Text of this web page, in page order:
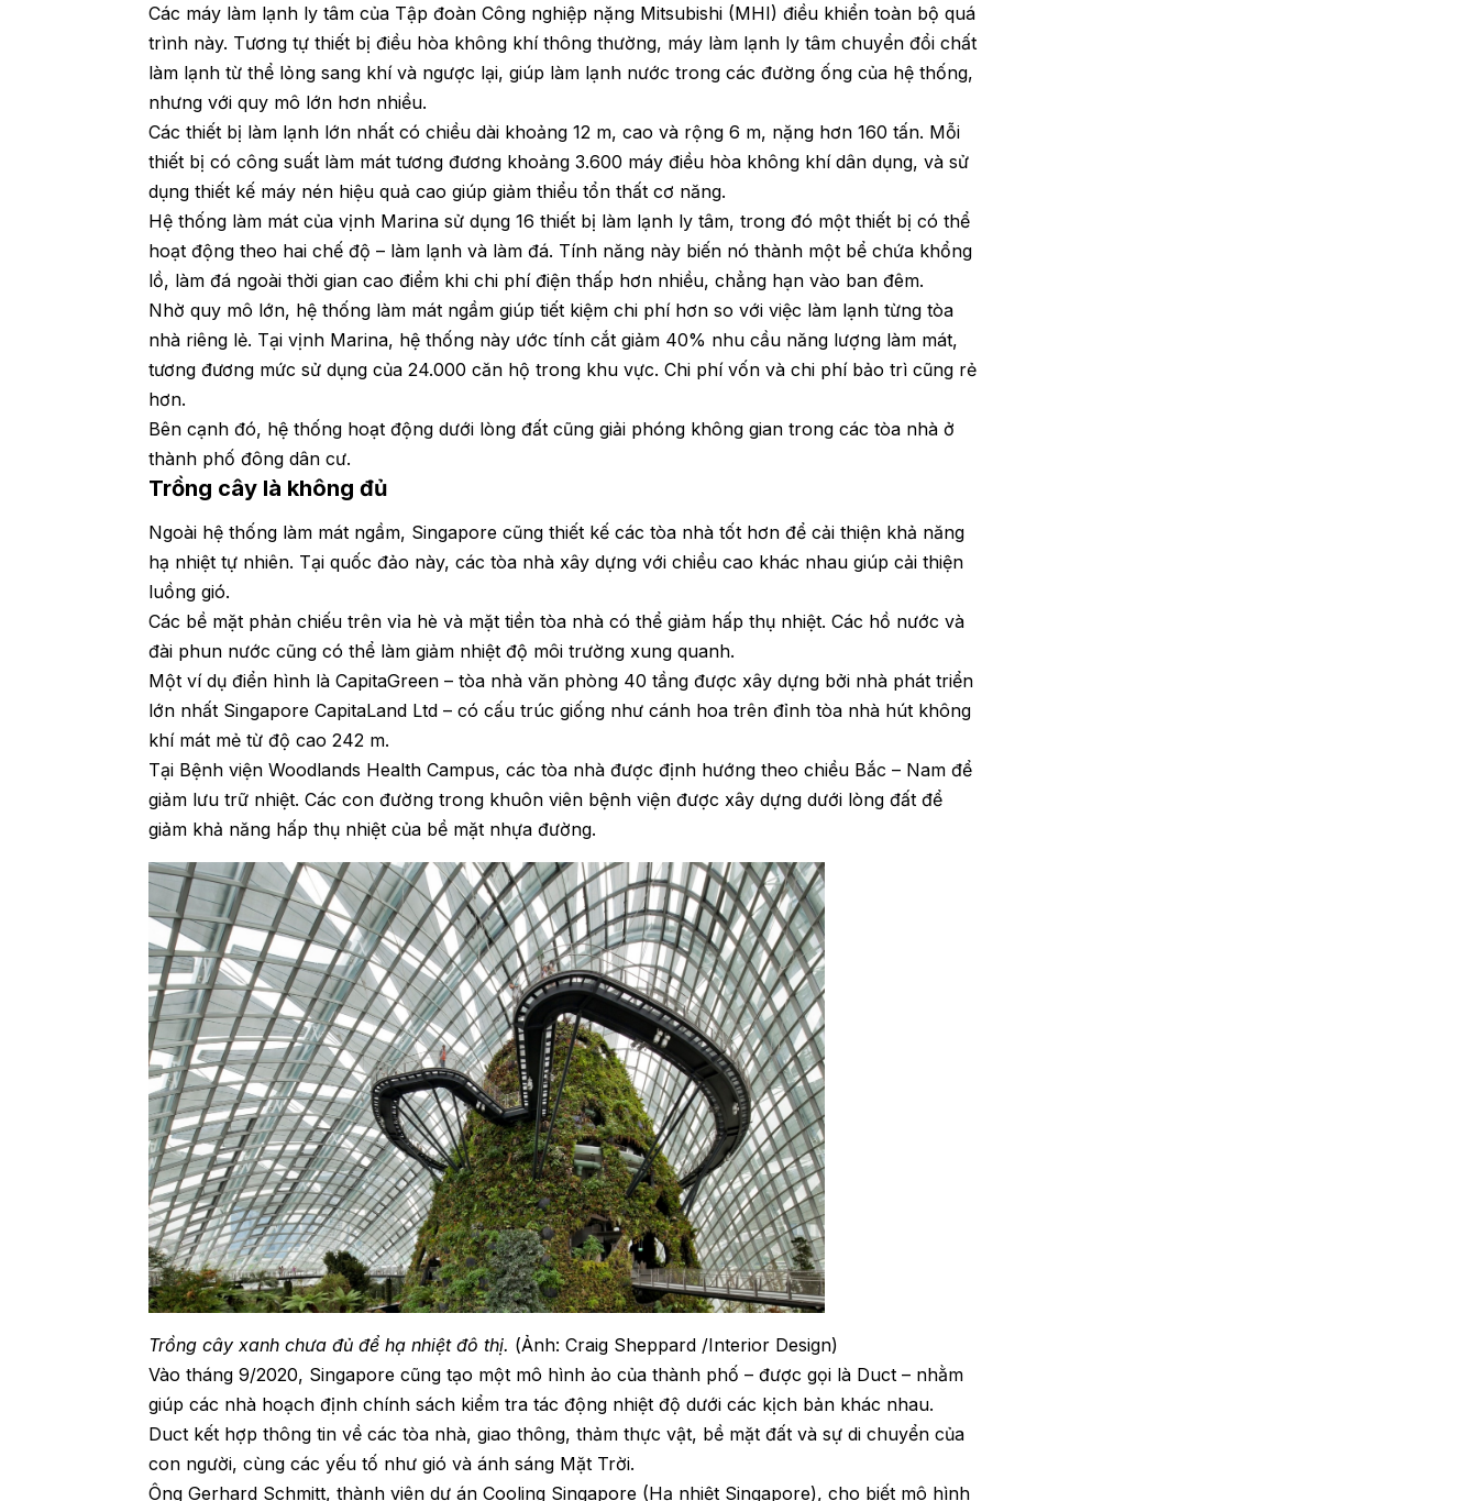
Các máy làm lạnh ly tâm của Tập đoàn Công nghiệp nặng Mitsubishi (MHI) điều khiển toàn bộ quá
trình này. Tương tự thiết bị điều hòa không khí thông thường, máy làm lạnh ly tâm chuyển đổi chất
làm lạnh từ thể lỏng sang khí và ngược lại, giúp làm lạnh nước trong các đường ống của hệ thống,
nhưng với quy mô lớn hơn nhiều.
Các thiết bị làm lạnh lớn nhất có chiều dài khoảng 12 m, cao và rộng 6 m, nặng hơn 160 tấn. Mỗi
thiết bị có công suất làm mát tương đương khoảng 3.600 máy điều hòa không khí dân dụng, và sử
dụng thiết kế máy nén hiệu quả cao giúp giảm thiểu tổn thất cơ năng.
Hệ thống làm mát của vịnh Marina sử dụng 16 thiết bị làm lạnh ly tâm, trong đó một thiết bị có thể
hoạt động theo hai chế độ – làm lạnh và làm đá. Tính năng này biến nó thành một bể chứa khổng
lồ, làm đá ngoài thời gian cao điểm khi chi phí điện thấp hơn nhiều, chẳng hạn vào ban đêm.
Nhờ quy mô lớn, hệ thống làm mát ngầm giúp tiết kiệm chi phí hơn so với việc làm lạnh từng tòa
nhà riêng lẻ. Tại vịnh Marina, hệ thống này ước tính cắt giảm 40% nhu cầu năng lượng làm mát,
tương đương mức sử dụng của 24.000 căn hộ trong khu vực. Chi phí vốn và chi phí bảo trì cũng rẻ
hơn.
Bên cạnh đó, hệ thống hoạt động dưới lòng đất cũng giải phóng không gian trong các tòa nhà ở
thành phố đông dân cư.
Trồng cây là không đủ
Ngoài hệ thống làm mát ngầm, Singapore cũng thiết kế các tòa nhà tốt hơn để cải thiện khả năng
hạ nhiệt tự nhiên. Tại quốc đảo này, các tòa nhà xây dựng với chiều cao khác nhau giúp cải thiện
luồng gió.
Các bề mặt phản chiếu trên vỉa hè và mặt tiền tòa nhà có thể giảm hấp thụ nhiệt. Các hồ nước và
đài phun nước cũng có thể làm giảm nhiệt độ môi trường xung quanh.
Một ví dụ điển hình là CapitaGreen – tòa nhà văn phòng 40 tầng được xây dựng bởi nhà phát triển
lớn nhất Singapore CapitaLand Ltd – có cấu trúc giống như cánh hoa trên đỉnh tòa nhà hút không
khí mát mẻ từ độ cao 242 m.
Tại Bệnh viện Woodlands Health Campus, các tòa nhà được định hướng theo chiều Bắc – Nam để
giảm lưu trữ nhiệt. Các con đường trong khuôn viên bệnh viện được xây dựng dưới lòng đất để
giảm khả năng hấp thụ nhiệt của bề mặt nhựa đường.
Trồng cây xanh chưa đủ để hạ nhiệt đô thị. (Ảnh: Craig Sheppard /Interior Design)
Vào tháng 9/2020, Singapore cũng tạo một mô hình ảo của thành phố – được gọi là Duct – nhằm
giúp các nhà hoạch định chính sách kiểm tra tác động nhiệt độ dưới các kịch bản khác nhau.
Duct kết hợp thông tin về các tòa nhà, giao thông, thảm thực vật, bề mặt đất và sự di chuyển của
con người, cùng các yếu tố như gió và ánh sáng Mặt Trời.
Ông Gerhard Schmitt, thành viên dự án Cooling Singapore (Hạ nhiệt Singapore), cho biết mô hình